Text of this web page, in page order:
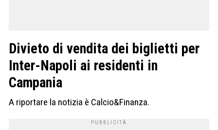
Divieto di vendita dei biglietti per
Inter-Napoli ai residenti in
Campania
A riportare la notizia è Calcio&Finanza.